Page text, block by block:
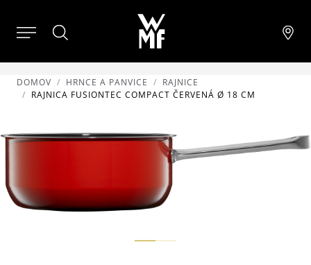
DOMOV HRNCE A PANVICE
RAJNICE
RAJNICA FUSIONTEC COMPACT ČERVENÁ Ø 18 CM